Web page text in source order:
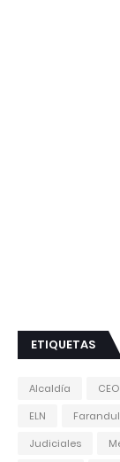
ETIQUETAS
Alcaldía CEO
ELN
Judiciales